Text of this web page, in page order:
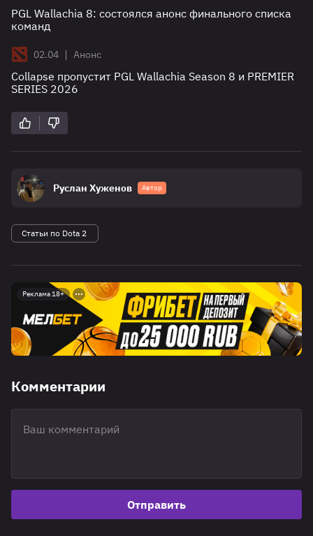
PGL Wallachia 8: состоялся анонс финального списка
команд
02.04 | Анонс
Collapse пропустит PGL Wallachia Season 8 и PREMIER
SERIES 2026
Руслан Хуженов Автор
Статьи по Dota 2
Реклама 18+
Комментарии
Отправить